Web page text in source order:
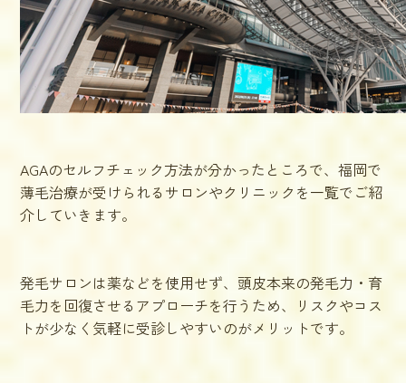
AGAのセルフチェック方法が分かったところで、福岡で
薄毛治療が受けられるサロンやクリニックを一覧でご紹
介していきます。
発毛サロンは薬などを使用せず、頭皮本来の発毛力・育
毛力を回復させるアプローチを行うため、リスクやコス
トが少なく気軽に受診しやすいのがメリットです。